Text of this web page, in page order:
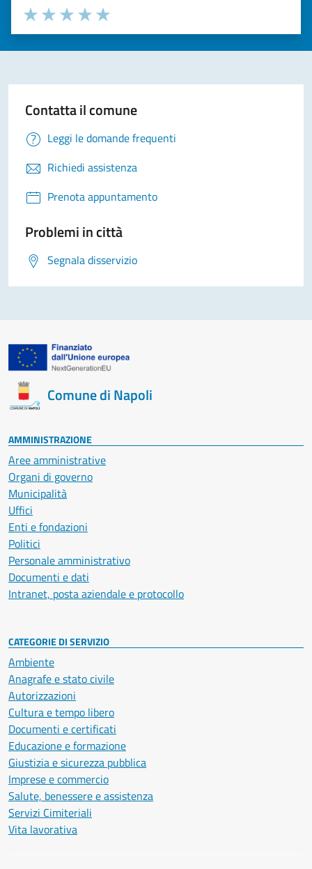
Valuta la chiarezza delle informazioni (da 1 a 5 stelle)
Seleziona il numero di stelle per valutare la chiarezza delle
Valuta 5 stelle su 5
Valuta 4 stelle su 5
Valuta 3 stelle su 5
Valuta 2 stelle su 5
Valuta 1 stelle su 5
Contatta il comune
Leggi le domande frequenti
Richiedi assistenza
Prenota appuntamento
Problemi in città
Segnala disservizio
Comune di Napoli
AMMINISTRAZIONE
Aree amministrative
Organi di governo
Municipalità
Uffici
Enti e fondazioni
Politici
Personale amministrativo
Documenti e dati
Intranet, posta aziendale e protocollo
CATEGORIE DI SERVIZIO
Ambiente
Anagrafe e stato civile
Autorizzazioni
Cultura e tempo libero
Documenti e certificati
Educazione e formazione
Giustizia e sicurezza pubblica
Imprese e commercio
Salute, benessere e assistenza
Servizi Cimiteriali
Vita lavorativa